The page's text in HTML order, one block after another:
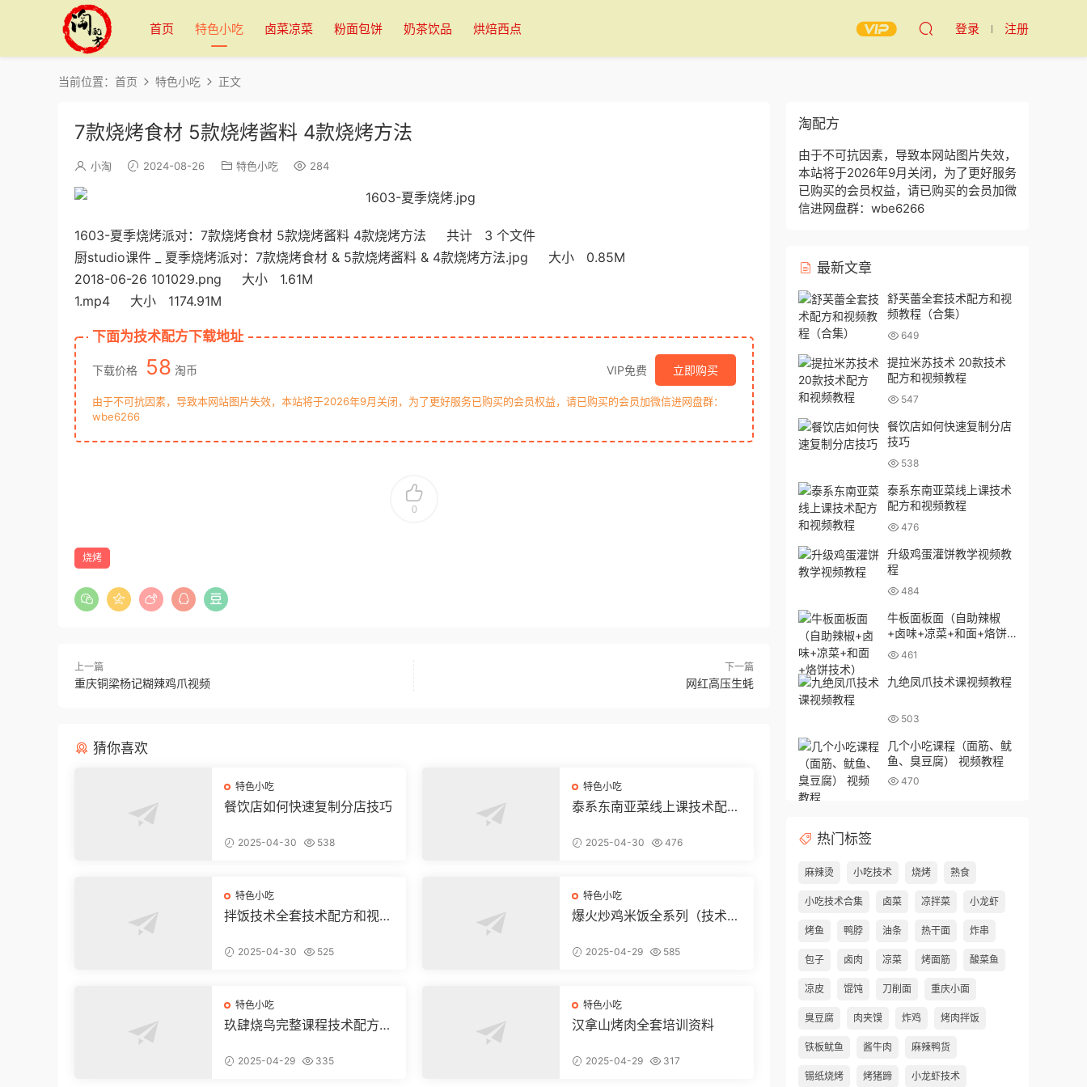
首页 特色小吃 卤菜凉菜 粉面包饼 奶茶饮品 烘焙西点 登录 注册
当前位置： 首页 特色小吃 正文
7款烧烤食材 5款烧烤酱料 4款烧烤方法
小淘 2024-08-26 特色小吃 284
1603-夏季烧烤派对：7款烧烤食材 5款烧烤酱料 4款烧烤方法 共计 3 个文件
厨studio课件 _ 夏季烧烤派对：7款烧烤食材 & 5款烧烤酱料 & 4款烧烤方法.jpg 大小 0.85M
2018-06-26 101029.png 大小 1.61M
1.mp4 大小 1174.91M
下面为技术配方下载地址
下载价格 58 淘币 VIP免费 立即购买
由于不可抗因素，导致本网站图片失效，本站将于2026年9月关闭，为了更好服务已购买的会员权益，请已购买的会员加微信进网盘群：
wbe6266
0
烧烤
上一篇
重庆铜梁杨记糊辣鸡爪视频
下一篇
网红高压生蚝
猜你喜欢
特色小吃
餐饮店如何快速复制分店技巧
2025-04-30 538
特色小吃
泰系东南亚菜线上课技术配方
2025-04-30 476
特色小吃
拌饭技术全套技术配方和视频
2025-04-30 525
特色小吃
爆火炒鸡米饭全系列（技术）
2025-04-29 585
特色小吃
玖肆烧鸟完整课程技术配方和
2025-04-29 335
特色小吃
汉拿山烤肉全套培训资料
2025-04-29 317
淘配方
由于不可抗因素，导致本网站图片失效，
本站将于2026年9月关闭，为了更好服务
已购买的会员权益，请已购买的会员加微
信进网盘群：wbe6266
最新文章
舒芙蕾全套技术配方和视
频教程（合集）
649
提拉米苏技术 20款技术
配方和视频教程
547
餐饮店如何快速复制分店
技巧
538
泰系东南亚菜线上课技术
配方和视频教程
476
升级鸡蛋灌饼教学视频教
程
484
牛板面板面（自助辣椒
+卤味+凉菜+和面+烙饼
技术）
461
九绝凤爪技术课视频教程
503
几个小吃课程（面筋、鱿
鱼、臭豆腐） 视频教程
470
热门标签
麻辣烫 小吃技术 烧烤 熟食
小吃技术合集 卤菜 凉拌菜 小龙虾
烤鱼 鸭脖 油条 热干面 炸串
包子 卤肉 凉菜 烤面筋 酸菜鱼
凉皮 馄饨 刀削面 重庆小面
臭豆腐 肉夹馍 炸鸡 烤肉拌饭
铁板鱿鱼 酱牛肉 麻辣鸭货
锡纸烧烤 烤猪蹄 小龙虾技术